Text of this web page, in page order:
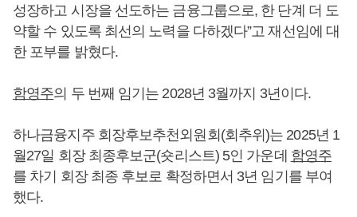
성장하고 시장을 선도하는 금융그룹으로, 한 단계 더 도
약할 수 있도록 최선의 노력을 다하겠다”고 재선임에 대
한 포부를 밝혔다.
함영주의 두 번째 임기는 2028년 3월까지 3년이다.
하나금융지주 회장후보추천외원회(회추위)는 2025년 1
월27일 회장 최종후보군(숏리스트) 5인 가운데 함영주
를 차기 회장 최종 후보로 확정하면서 3년 임기를 부여
했다.